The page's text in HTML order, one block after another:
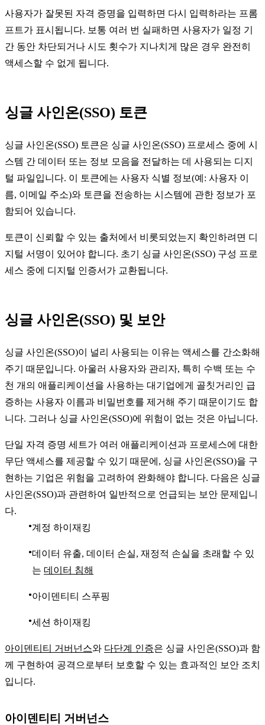
사용자가 잘못된 자격 증명을 입력하면 다시 입력하라는 프롬
프트가 표시됩니다. 보통 여러 번 실패하면 사용자가 일정 기
간 동안 차단되거나 시도 횟수가 지나치게 많은 경우 완전히
액세스할 수 없게 됩니다.
싱글 사인온(SSO) 토큰
싱글 사인온(SSO) 토큰은 싱글 사인온(SSO) 프로세스 중에 시
스템 간 데이터 또는 정보 모음을 전달하는 데 사용되는 디지
털 파일입니다. 이 토큰에는 사용자 식별 정보(예: 사용자 이
름, 이메일 주소)와 토큰을 전송하는 시스템에 관한 정보가 포
함되어 있습니다.
토큰이 신뢰할 수 있는 출처에서 비롯되었는지 확인하려면 디
지털 서명이 있어야 합니다. 초기 싱글 사인온(SSO) 구성 프로
세스 중에 디지털 인증서가 교환됩니다.
싱글 사인온(SSO) 및 보안
싱글 사인온(SSO)이 널리 사용되는 이유는 액세스를 간소화해
주기 때문입니다. 아울러 사용자와 관리자, 특히 수백 또는 수
천 개의 애플리케이션을 사용하는 대기업에게 골칫거리인 급
증하는 사용자 이름과 비밀번호를 제거해 주기 때문이기도 합
니다. 그러나 싱글 사인온(SSO)에 위험이 없는 것은 아닙니다.
단일 자격 증명 세트가 여러 애플리케이션과 프로세스에 대한
무단 액세스를 제공할 수 있기 때문에, 싱글 사인온(SSO)을 구
현하는 기업은 위험을 고려하여 완화해야 합니다. 다음은 싱글
사인온(SSO)과 관련하여 일반적으로 언급되는 보안 문제입니
다.
계정 하이재킹
데이터 유출, 데이터 손실, 재정적 손실을 초래할 수 있
는 데이터 침해
아이덴티티 스푸핑
세션 하이재킹
아이덴티티 거버넌스와 다단계 인증은 싱글 사인온(SSO)과 함
께 구현하여 공격으로부터 보호할 수 있는 효과적인 보안 조치
입니다.
아이덴티티 거버넌스